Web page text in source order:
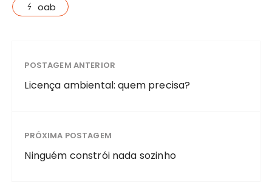
oab
POSTAGEM ANTERIOR
Licença ambiental: quem precisa?
PRÓXIMA POSTAGEM
Ninguém constrói nada sozinho